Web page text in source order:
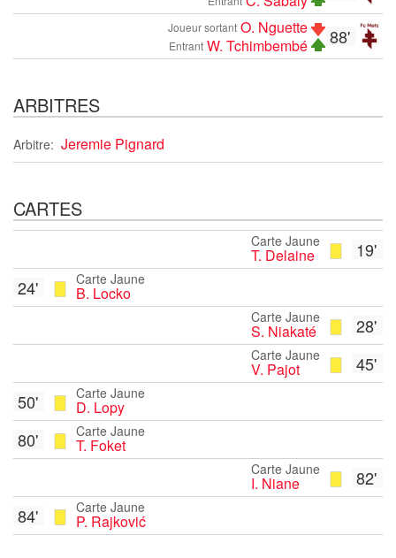
88'
Joueur sortant O. Nguette
Entrant W. Tchimbembé
ARBITRES
Arbitre: Jeremie Pignard
CARTES
19'
Carte Jaune
T. Delaine
Carte Jaune
B. Locko
24'
28'
Carte Jaune
S. Niakaté
45'
Carte Jaune
V. Pajot
Carte Jaune
D. Lopy
50'
Carte Jaune
T. Foket
80'
82'
Carte Jaune
I. Niane
Carte Jaune
P. Rajković
84'